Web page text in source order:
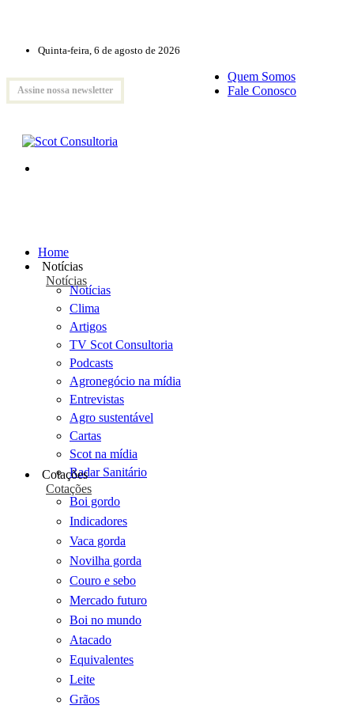
Quinta-feira, 6 de agosto de 2026
Assine nossa newsletter
Quem Somos
Fale Conosco
Home
Notícias
Notícias
Notícias
Clima
Artigos
TV Scot Consultoria
Podcasts
Agronegócio na mídia
Entrevistas
Agro sustentável
Cartas
Scot na mídia
Radar Sanitário
Cotações
Cotações
Boi gordo
Indicadores
Vaca gorda
Novilha gorda
Couro e sebo
Mercado futuro
Boi no mundo
Atacado
Equivalentes
Leite
Grãos